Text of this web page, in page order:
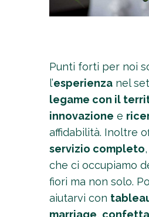
Punti forti per noi
l’esperienzanel
legame con il
innovazione e
affidabilità. Inoltre
servizio completo
che ci occupiamo
fiori ma non solo.
aiutarvi con
marriage,